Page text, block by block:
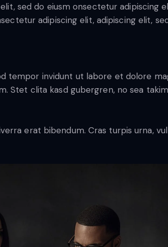
sed do eiusm onsectetur adipiscing
adipiscing elit, adipiscing elit,
tempor invidunt ut labore et dolore
Stet clita kasd gubergren, no sea
erat bibendum. Cras turpis urna,